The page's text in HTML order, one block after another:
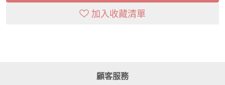
加入收藏清單
顧客服務